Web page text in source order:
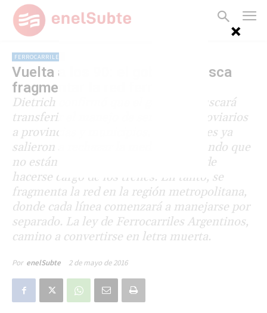
FERROCARRILES
Vuelta a los 90: el gobierno busca
fragmentar la red ferroviaria
Dietrich confirmó que el gobierno buscará
transferir el manejo de servicios ferroviarios
a provincias y municipios. Intendentes ya
salieron a rechazar la medida, afirmando que
no están en condiciones financieras de
hacerse cargo de los trenes. En tanto, se
fragmenta la red en la región metropolitana,
donde cada línea comenzará a manejarse por
separado. La ley de Ferrocarriles Argentinos,
camino a convertirse en letra muerta.
Por enelSubte 2 de mayo de 2016